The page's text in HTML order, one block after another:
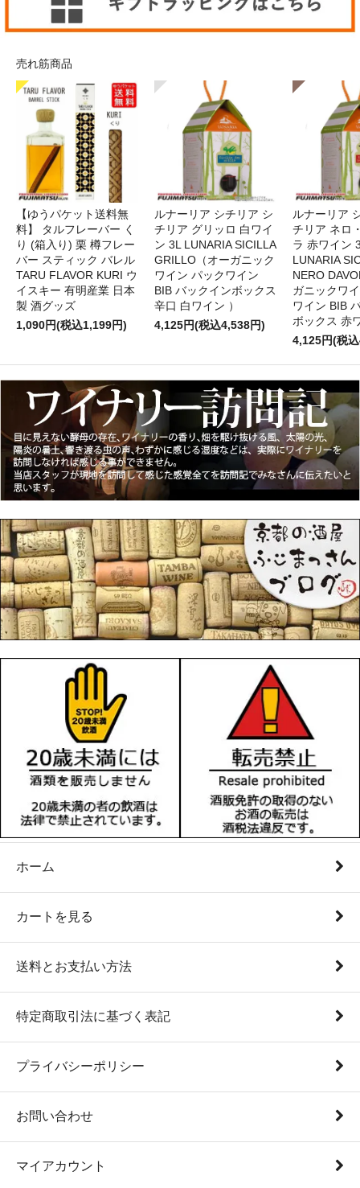
売れ筋商品
【ゆうパケット送料無
料】 タルフレーバー く
り (箱入り) 栗 樽フレー
バー スティック バレル
TARU FLAVOR KURI ウ
イスキー 有明産業 日本
製 酒グッズ
1,090円(税込1,199円)
ルナーリア シチリア シ
チリア グリッロ 白ワイ
ン 3L LUNARIA SICILLA
GRILLO（オーガニック
ワイン パックワイン
BIB バックインボックス
辛口 白ワイン ）
4,125円(税込4,538円)
ルナーリア
チリア ネロ
ラ 赤ワイ
LUNARIA
NERO
ガニックワ
ワイン BIB
ボックス 赤
4,125円(税
ホーム
カートを見る
送料とお支払い方法
特定商取引法に基づく表記
プライバシーポリシー
お問い合わせ
マイアカウント